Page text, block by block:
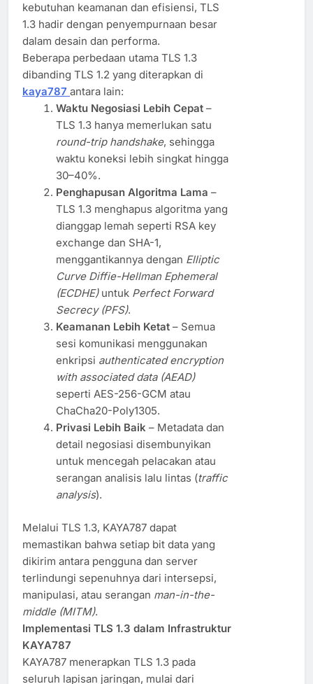
kebutuhan keamanan dan efisiensi, TLS
1.3 hadir dengan penyempurnaan besar
dalam desain dan performa.
Beberapa perbedaan utama TLS 1.3
dibanding TLS 1.2 yang diterapkan di
kaya787 antara lain:
Waktu Negosiasi Lebih Cepat–
TLS 1.3 hanya memerlukan satu
round-trip handshake, sehingga
waktu koneksi lebih singkat hingga
30–40%.
Penghapusan Algoritma Lama –
TLS 1.3 menghapus algoritma yang
dianggap lemah seperti RSA key
exchange dan SHA-1,
menggantikannya dengan Elliptic
Curve Diffie-Hellman Ephemeral
(ECDHE)untuk Perfect Forward
Secrecy (PFS).
Keamanan Lebih Ketat– Semua
sesi komunikasi menggunakan
enkripsi authenticated encryption
with associated data (AEAD)
seperti AES-256-GCM atau
ChaCha20-Poly1305.
Privasi Lebih Baik – Metadata dan
detail negosiasi disembunyikan
untuk mencegah pelacakan atau
serangan analisis lalu lintas (traffic
analysis).
Melalui TLS 1.3, KAYA787 dapat
memastikan bahwa setiap bit data yang
dikirim antara pengguna dan server
terlindungi sepenuhnya dari intersepsi,
manipulasi, atau serangan man-in-the-
middle (MITM).
Implementasi TLS 1.3 dalam Infrastruktur
KAYA787
KAYA787 menerapkan TLS 1.3 pada
seluruh lapisan jaringan, mulai dari